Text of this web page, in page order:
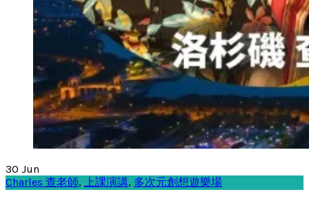
30 Jun
Charles 查老師, 上課演講, 多次元創想遊樂場